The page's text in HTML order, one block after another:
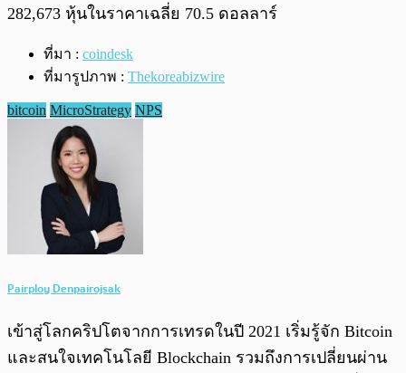
282,673 หุ้นในราคาเฉลี่ย 70.5 ดอลลาร์
ที่มา : coindesk
ที่มารูปภาพ : Thekoreabizwire
bitcoin MicroStrategy NPS
Pairploy Denpairojsak
เข้าสู่โลกคริปโตจากการเทรดในปี 2021 เริ่มรู้จัก Bitcoin
และสนใจเทคโนโลยี Blockchain รวมถึงการเปลี่ยนผ่าน